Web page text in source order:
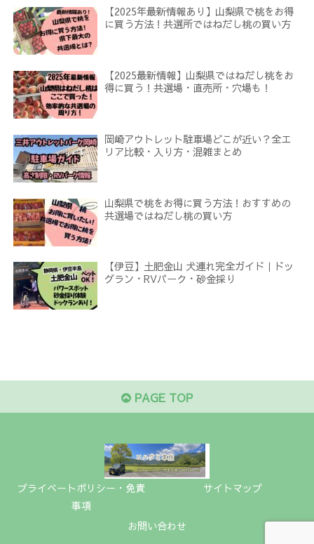
【2025年最新情報あり】山梨県で桃をお得
に買う方法！共選所ではねだし桃の買い方
【2025最新情報】山梨県ではねだし桃をお
得に買う！共選場・直売所・穴場も！
岡崎アウトレット駐車場どこが近い？全エ
リア比較・入り方・混雑まとめ
山梨県で桃をお得に買う方法！おすすめの
共選場ではねだし桃の買い方
【伊豆】土肥金山 犬連れ完全ガイド｜ドッ
グラン・RVパーク・砂金採り
PAGE TOP
プライベートポリシー・免責
事項
サイトマップ
お問い合わせ